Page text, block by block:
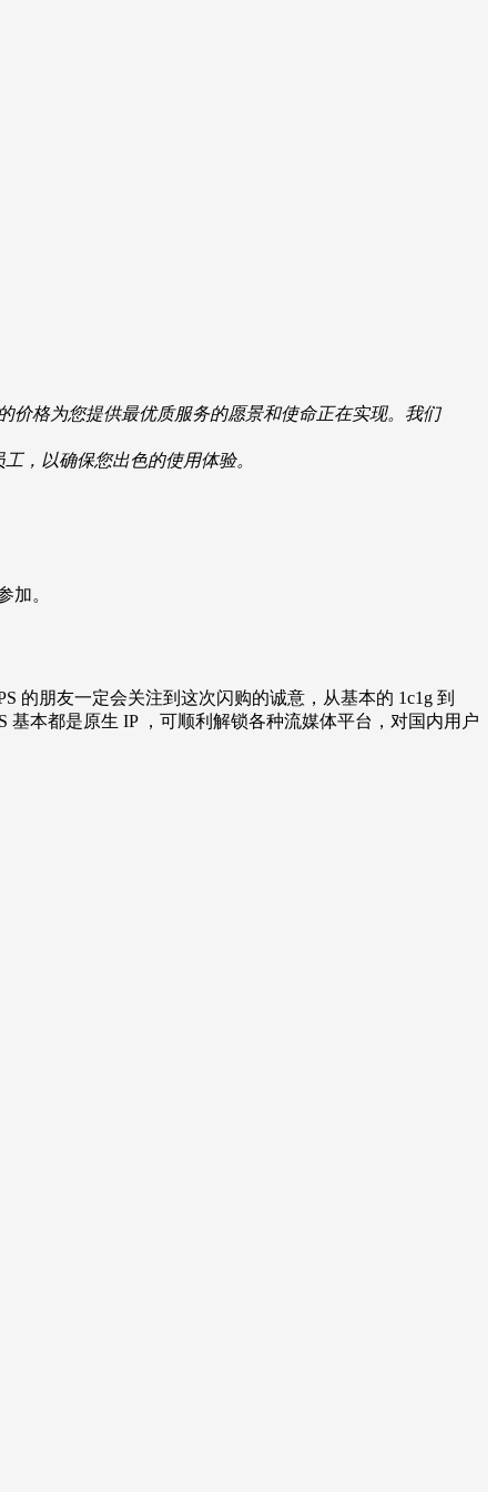
价格为您提供最优质服务的愿景和使命正在实现。我们
，以确保您出色的使用体验。
加。
的朋友一定会关注到这次闪购的诚意，从基本的 1c1g 到
基本都是原生 IP ，可顺利解锁各种流媒体平台，对国内用户